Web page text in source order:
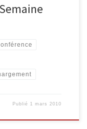
Publié 1 mars 2010